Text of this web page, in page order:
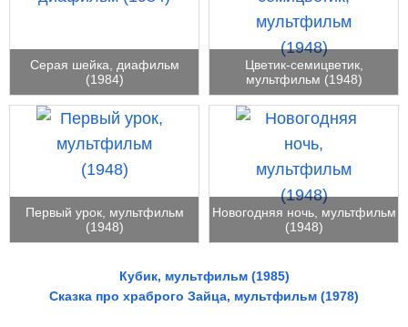
Серая шейка, диафильм
(1984)
Цветик-семицветик,
мультфильм (1948)
Первый урок, мультфильм
(1948)
Новогодняя ночь, мультфильм
(1948)
Кубик, мультфильм (1985)
Сказка про храброго Зайца, мультфильм (1978)